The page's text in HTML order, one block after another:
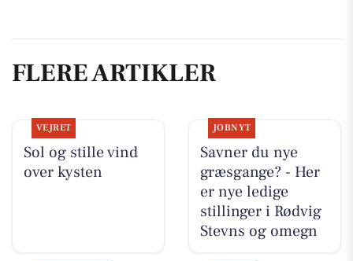
FLERE ARTIKLER
VEJRET
Sol og stille vind
over kysten
JOBNYT
Savner du nye
græsgange? - Her
er nye ledige
stillinger i Rødvig
Stevns og omegn